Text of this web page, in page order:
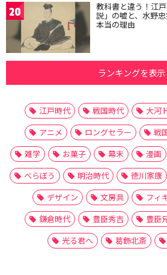
20 教科書と違う！江
説」の嘘と、水野
本当の理由
ランキングを表示
江戸時代 戦国時代 大河
アニメ
ロングセラー 戦
雑学
お菓子 幕末 漫画
べらぼう
明治時代 徳川家康
デザイン
文房具 フィ
鎌倉時代
豊臣秀吉 豊臣
光る君へ
葛飾北斎